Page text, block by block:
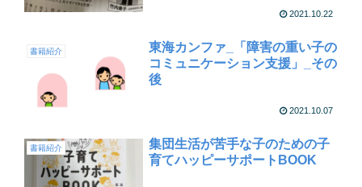
2021.10.22
書籍紹介
東海カンファ_「障害の重い子の
コミュニケーション支援」_その
後
2021.10.07
書籍紹介
集団生活が苦手な子のための子
育てハッピーサポートBOOK